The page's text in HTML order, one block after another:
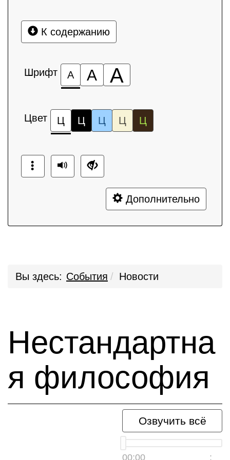
К содержанию
Шрифт А А А
Цвет Ц Ц Ц Ц Ц
Дополнительно
Вы здесь: События Новости
Нестандартна
я философия
Озвучить всё
00:00 __:__